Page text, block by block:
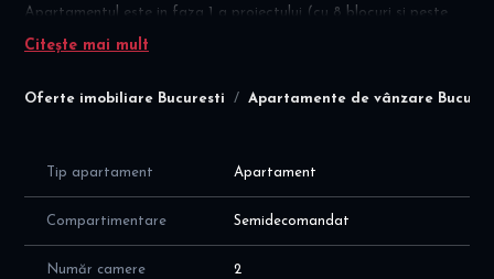
Oferte imobiliare Bucuresti Apartamente de vânzare
Apartamentul este in faza 1 a proiectului (cu 8 blocuri si peste
1950 apartamente contemporane). Complexul One Lake District
Floreasca si cu acces rapid catre A3 si centura.
Achizitie persoane juridice: 182900 eur, se aplica taxare inversa
Achizitie persoane fizice: 182900 eur + TVA 21%;
Loc de parcare la exterior - la un cost suplimentar de 13.500 eur
Citește mai mult
Tip apartament Apartament
Compartimentare Semidecomandat
Număr camere 2